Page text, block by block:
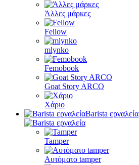
Άλλες μάρκες
Fellow
mlynko
Femobook
Goat Story ARCO
Χάριο
Barista εργαλεία
Tamper
Αυτόματο tamper